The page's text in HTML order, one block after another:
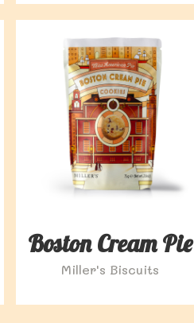
Boston Cream Pie
Miller's Biscuits